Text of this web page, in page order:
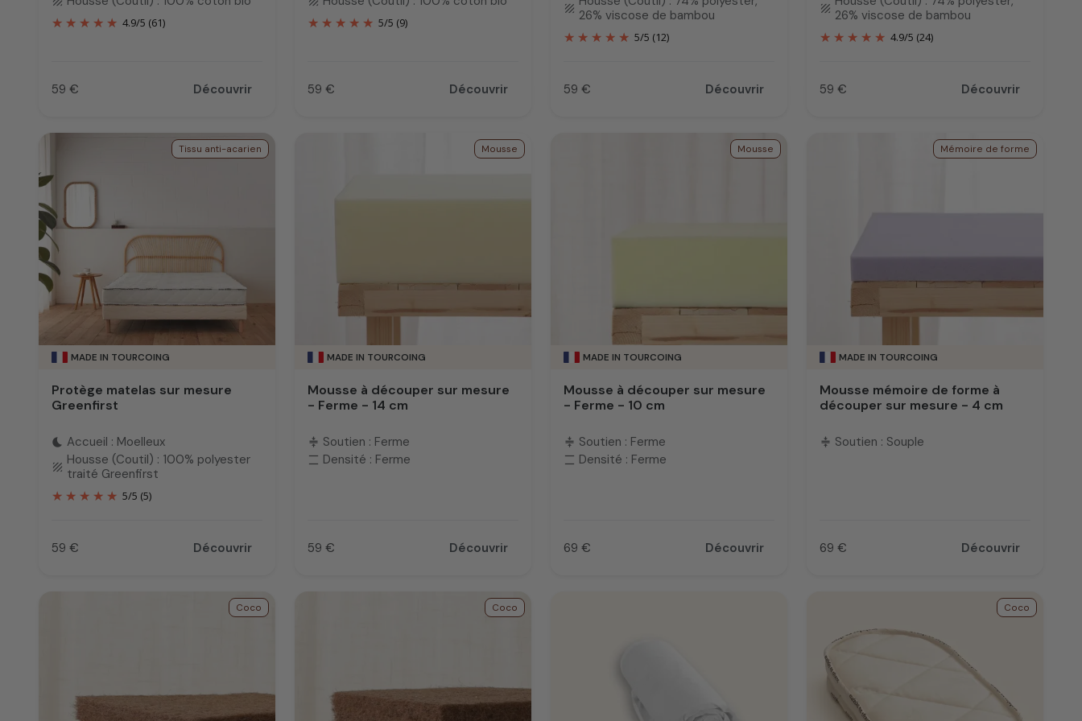
4.9/5 (61)
Prix
59 € Découvrir
5/5 (9)
Prix
59 € Découvrir
texture 26% viscose de bambou
5/5 (12)
Prix
59 € Découvrir
texture 26% viscose de bambou
4.9/5 (24)
Prix
59 € Découvrir
MADE IN TOURCOING
Tissu anti-acarien
Protège matelas sur mesure
Greenfirst
bedtime Accueil : Moelleux
texture Housse (Coutil) : 100% polyester
traité Greenfirst
5/5 (5)
Prix
59 € Découvrir
MADE IN TOURCOING
Mousse
Mousse à découper sur mesure
- Ferme - 14 cm
compress Soutien : Ferme
density_large Densité : Ferme
Prix
59 € Découvrir
MADE IN TOURCOING
Mousse
Mousse à découper sur mesure
- Ferme - 10 cm
compress Soutien : Ferme
density_large Densité : Ferme
Prix
69 € Découvrir
MADE IN TOURCOING
Mémoire de forme
Mousse mémoire de forme à
découper sur mesure - 4 cm
compress Soutien : Souple
Prix
69 € Découvrir
Coco Coco Coco